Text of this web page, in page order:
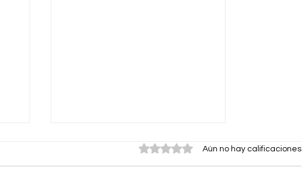
Obtuvo 0 de 5 estrellas.Aún no hay calificaciones